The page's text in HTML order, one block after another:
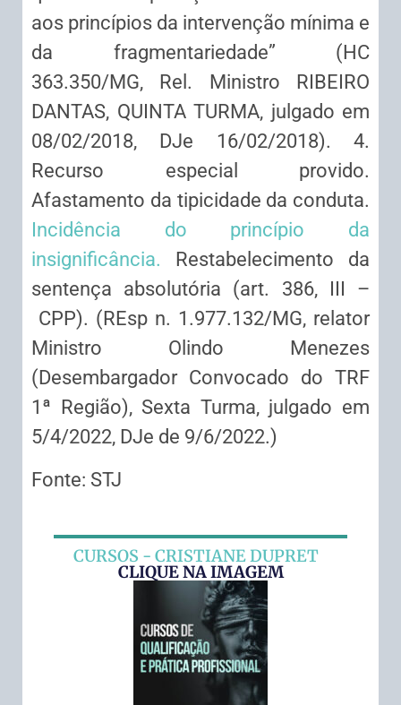
aos princípios da intervenção mínima e
da fragmentariedade” (HC
363.350/MG, Rel. Ministro RIBEIRO
DANTAS, QUINTA TURMA, julgado em
08/02/2018, DJe 16/02/2018). 4.
Recurso especial provido.
Afastamento da tipicidade da conduta.
Incidência do princípio da
insignificância. Restabelecimento da
sentença absolutória (art. 386, III –
CPP). (REsp n. 1.977.132/MG, relator
Ministro Olindo Menezes
(Desembargador Convocado do TRF
1ª Região), Sexta Turma, julgado em
5/4/2022, DJe de 9/6/2022.)
Fonte: STJ
CURSOS - CRISTIANE DUPRET
CLIQUE NA IMAGEM